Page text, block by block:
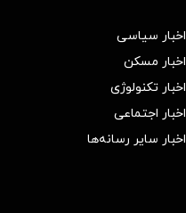
اخبار سیاسی
اخبار مسکن
اخبار تکنولوژی
اخبار اجتماعی
اخبار سایر رسانه‌‌ها